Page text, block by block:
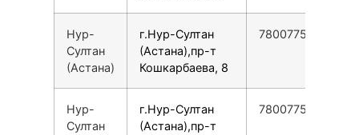
Нур-
Султан
(Астана)
г.Нур-Султан
(Астана),пр-т
Кошкарбаева, 8
78007753553
Нур-
Султан
г.Нур-Султан
(Астана),пр-т
78007753553